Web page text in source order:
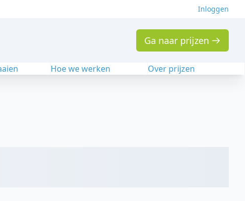
Inloggen
Ga naar prijzen
Hoe we werken Over prijzen